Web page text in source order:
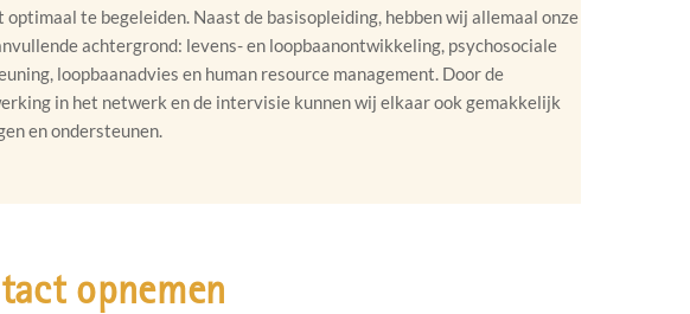
optimaal te begeleiden. Naast de basisopleiding, hebben wij allemaal onze
achtergrond: levens- en loopbaanontwikkeling, psychosociale
loopbaanadvies en human resource management. Door de
in het netwerk en de intervisie kunnen wij elkaar ook gemakkelijk
en ondersteunen.
opnemen